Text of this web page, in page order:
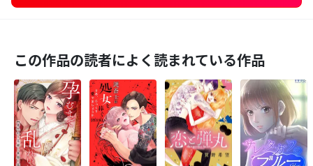
この作品の読者によく読まれている作品